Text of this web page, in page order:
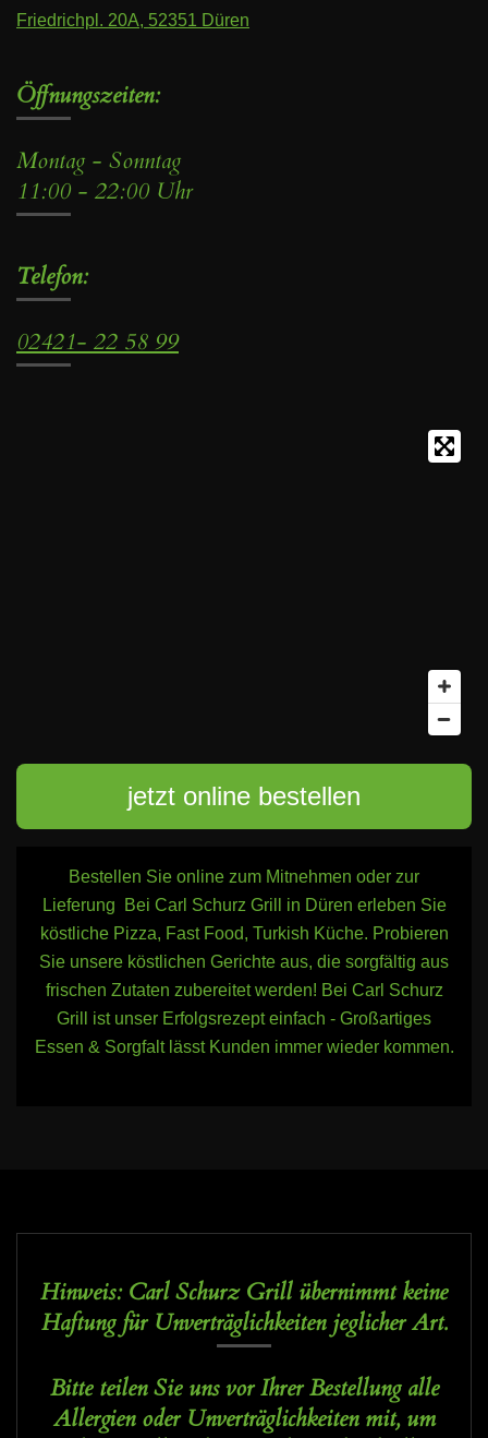
Friedrichpl. 20A, 52351 Düren
Öffnungszeiten:
Montag - Sonntag
11:00 - 22:00 Uhr
Telefon:
02421- 22 58 99
jetzt online bestellen
Bestellen Sie online zum Mitnehmen oder zur
Lieferung Bei Carl Schurz Grill in Düren erleben Sie
köstliche Pizza, Fast Food, Turkish Küche. Probieren
Sie unsere köstlichen Gerichte aus, die sorgfältig aus
frischen Zutaten zubereitet werden! Bei Carl Schurz
Grill ist unser Erfolgsrezept einfach - Großartiges
Essen & Sorgfalt lässt Kunden immer wieder kommen.
Hinweis: Carl Schurz Grill übernimmt keine
Haftung für Unverträglichkeiten jeglicher Art.
Bitte teilen Sie uns vor Ihrer Bestellung alle
Allergien oder Unverträglichkeiten mit, um